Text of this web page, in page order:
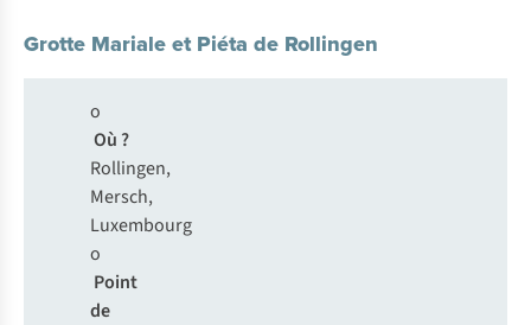
Grotte Mariale et Piéta de Rollingen
o
Où ?
Rollingen,
Mersch,
Luxembourg
o
Point
de